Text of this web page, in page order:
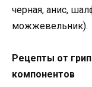
черная, анис,
можжевельник).
Рецепты от
компонентов